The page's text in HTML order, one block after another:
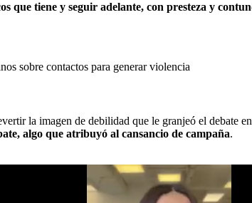
tiene y seguir adelante, con presteza y
sobre contactos para generar violencia
la imagen de debilidad que le granjeó el debate
algo que atribuyó al cansancio de campaña.